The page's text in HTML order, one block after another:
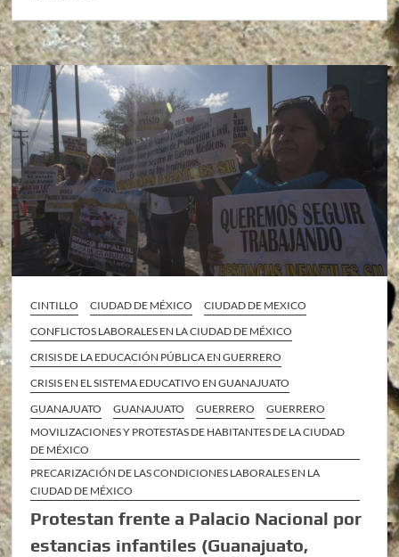
CINTILLO CIUDAD DE MÉXICO
CIUDAD DE MEXICO
CONFLICTOS LABORALES EN LA CIUDAD DE MÉXICO
CRISIS DE LA EDUCACIÓN PÚBLICA EN GUERRERO
CRISIS EN EL SISTEMA EDUCATIVO EN GUANAJUATO
GUANAJUATO
GUANAJUATO GUERRERO
GUERRERO
MOVILIZACIONES Y PROTESTAS DE HABITANTES DE LA CIUDAD
DE MÉXICO
PRECARIZACIÓN DE LAS CONDICIONES LABORALES EN LA
CIUDAD DE MÉXICO
Protestan frente a Palacio Nacional por
estancias infantiles (Guanajuato,